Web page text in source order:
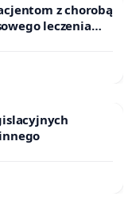
z chorobą
leczenia